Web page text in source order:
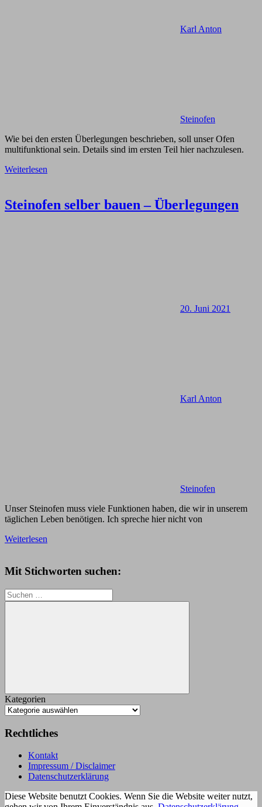
Karl Anton
Steinofen
Wie bei den ersten Überlegungen beschrieben, soll unser Ofen
multifunktional sein. Details sind im ersten Teil hier nachzulesen.
Weiterlesen
Steinofen selber bauen – Überlegungen
20. Juni 2021
Karl Anton
Steinofen
Unser Steinofen muss viele Funktionen haben, die wir in unserem
täglichen Leben benötigen. Ich spreche hier nicht von
Weiterlesen
Mit Stichworten suchen:
Suchen
nach:
Suchen
Kategorien
Rechtliches
Kontakt
Impressum / Disclaimer
Datenschutzerklärung
Diese Website benutzt Cookies. Wenn Sie die Website weiter nutzt,